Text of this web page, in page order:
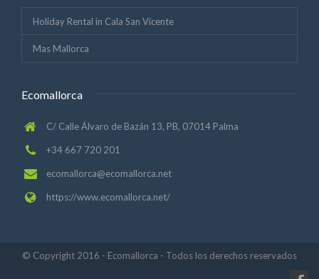
Holiday Rental in Cala San Vicente
Mas Mallorca
Ecomallorca
C/ Calle Álvaro de Bazán 13, PB, 07014 Palma
+34 667 720 201
ecomallorca@ecomallorca.net
https://www.ecomallorca.net/
© Copyright 2016 - Ecomallorca - Todos los derechos reservados